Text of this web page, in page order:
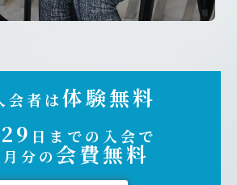
会者は体験無料
29 日までの入会で
月分の会費無料